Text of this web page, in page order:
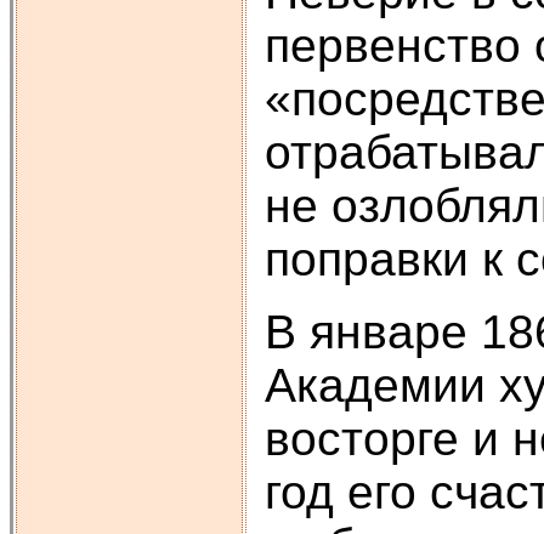
не
поправки к
В январе
Академии
восторге и
год его